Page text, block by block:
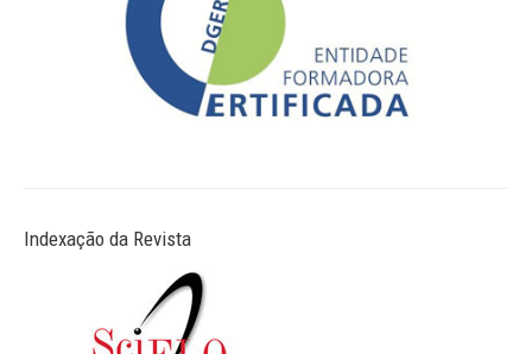
Indexação da Revista